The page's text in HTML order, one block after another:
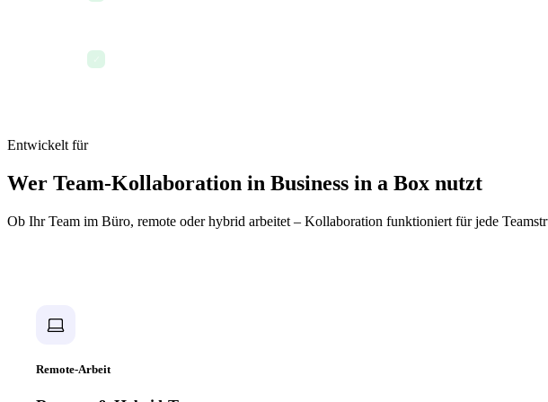
Entwickelt für
Wer Team-Kollaboration in Business in a Box nutzt
Ob Ihr Team im Büro, remote oder hybrid arbeitet – Kollaboration funktioniert für jede
Remote-Arbeit